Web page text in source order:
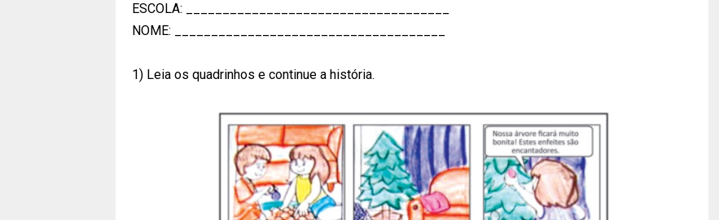
ESCOLA: ____________________________________
NOME: _____________________________________
1) Leia os quadrinhos e continue a história.